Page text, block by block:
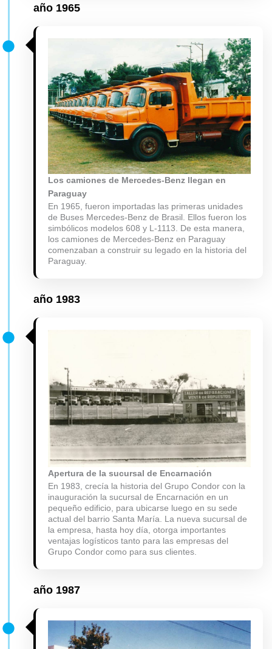
año 1965
Los camiones de Mercedes-Benz llegan en
Paraguay
En 1965, fueron importadas las primeras unidades
de Buses Mercedes-Benz de Brasil. Ellos fueron los
simbólicos modelos 608 y L-1113. De esta manera,
los camiones de Mercedes-Benz en Paraguay
comenzaban a construir su legado en la historia del
Paraguay.
año 1983
Apertura de la sucursal de Encarnación
En 1983, crecía la historia del Grupo Condor con la
inauguración la sucursal de Encarnación en un
pequeño edificio, para ubicarse luego en su sede
actual del barrio Santa María. La nueva sucursal de
la empresa, hasta hoy día, otorga importantes
ventajas logísticos tanto para las empresas del
Grupo Condor como para sus clientes.
año 1987